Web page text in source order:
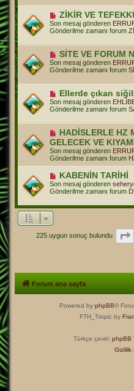
e
s
a
j
Y
e
n
i
s
a
j
ZİKİR VE
Son mesaj gönderen
Gönderilme zamanı forum
Y
e
n
i
e
s
a
j
SİTE VE FORUM
Son mesaj gönderen
Gönderilme zamanı forum
Y
e
n
i
e
s
a
j
Ellerde çıkan
Son mesaj gönderen
Gönderilme zamanı forum
Y
e
n
i
m
e
s
a
j
HADİSLERLE HZ
GELECEK VE
Son mesaj gönderen
Gönderilme zamanı forum
Y
e
n
i
e
KABENİN TARİHİ
Son mesaj gönderen
Gönderilme zamanı forum
225 uygun sonuç bulundu 1
Forum ana sayfa
Powered by phpBB®
FTH_Tropic by
Türkçe çeviri: phpBB
Gizlilik